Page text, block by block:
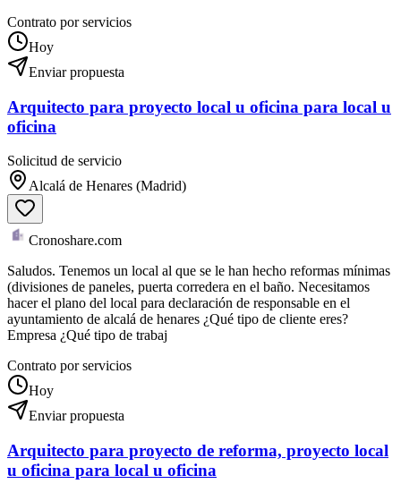
Contrato por servicios
Hoy
Enviar propuesta
Arquitecto para proyecto local u oficina para local u
oficina
Solicitud de servicio
Alcalá de Henares (Madrid)
Cronoshare.com
Saludos. Tenemos un local al que se le han hecho reformas mínimas
(divisiones de paneles, puerta corredera en el baño. Necesitamos
hacer el plano del local para declaración de responsable en el
ayuntamiento de alcalá de henares ¿Qué tipo de cliente eres?
Empresa ¿Qué tipo de trabaj
Contrato por servicios
Hoy
Enviar propuesta
Arquitecto para proyecto de reforma, proyecto local
u oficina para local u oficina